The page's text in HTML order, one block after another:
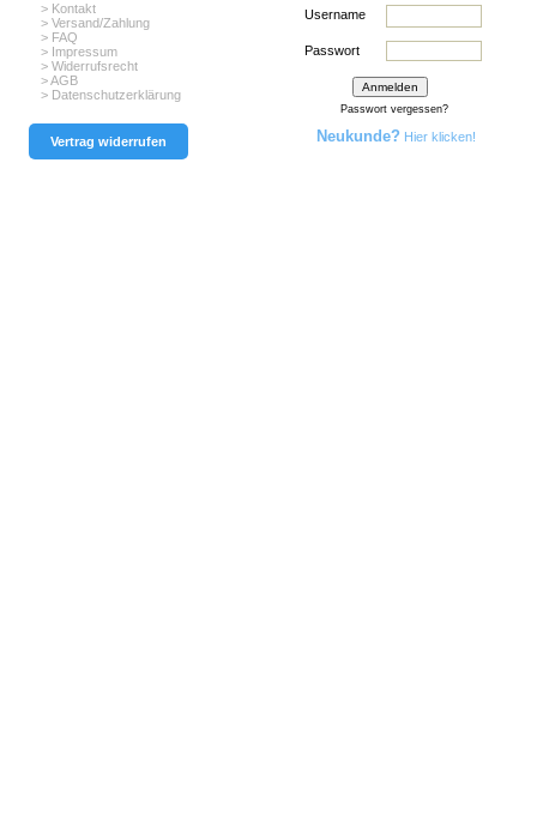
> Kontakt
> Versand/Zahlung
> FAQ
> Impressum
> Widerrufsrecht
> AGB
> Datenschutzerklärung
Vertrag widerrufen
Username
Passwort
Passwort vergessen?
Neukunde? Hier klicken!